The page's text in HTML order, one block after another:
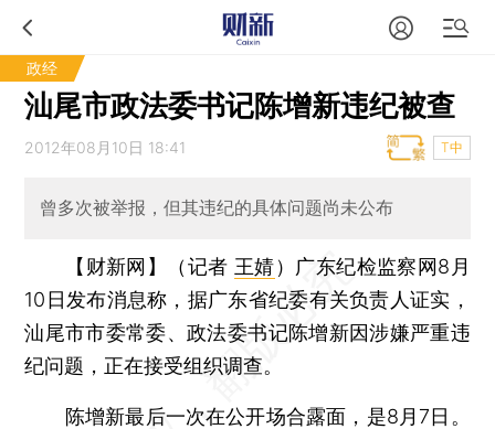
政经
汕尾市政法委书记陈增新违纪被查
2012年08月10日 18:41 T中
曾多次被举报，但其违纪的具体问题尚未公布
【财新网】（记者 王婧） 广东纪检监察网8月
10日发布消息称，据广东省纪委有关负责人证实，
汕尾市市委常委、政法委书记陈增新因涉嫌严重违
纪问题，正在接受组织调查。
陈增新最后一次在公开场合露面，是8月7日。